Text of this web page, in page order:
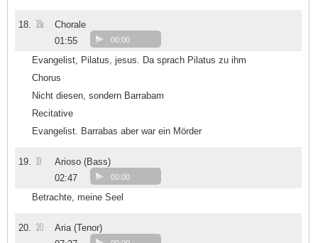
18. 18a
Chorale
01:55
00:00
Evangelist, Pilatus, jesus. Da sprach Pilatus zu ihm
Chorus
Nicht diesen, sondern Barrabam
Recitative
Evangelist. Barrabas aber war ein Mörder
19. 19
Arioso (Bass)
02:47
00:00
Betrachte, meine Seel
20. 20
Aria (Tenor)